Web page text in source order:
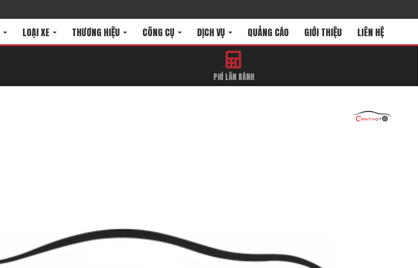
LOẠI XE THƯƠNG HIỆU CÔNG CỤ DỊCH VỤ QUẢNG CÁO GIỚI THIỆU LIÊN HỆ
PHÍ LĂN BÁNH